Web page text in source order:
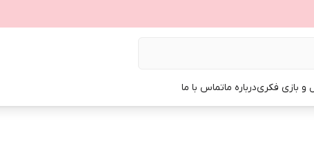
و بازی فکریدرباره ماتماس با ما